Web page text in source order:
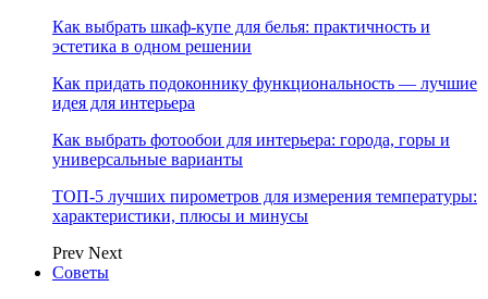
Как выбрать шкаф-купе для белья: практичность и
эстетика в одном решении
Как придать подоконнику функциональность — лучшие
идея для интерьера
Как выбрать фотообои для интерьера: города, горы и
универсальные варианты
ТОП-5 лучших пирометров для измерения температуры:
характеристики, плюсы и минусы
Prev Next
Советы